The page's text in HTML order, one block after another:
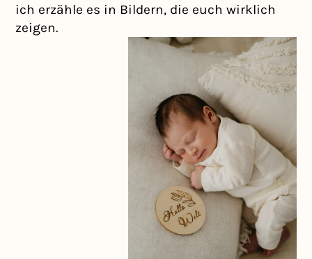
ich erzähle es in Bildern, die euch wirklich
zeigen.